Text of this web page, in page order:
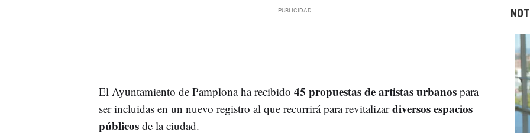
El Ayuntamiento de Pamplona ha recibido 45 propuestas de artistas urbanos para
ser incluidas en un nuevo registro al que recurrirá para revitalizardiversos espacios
públicosde la ciudad.